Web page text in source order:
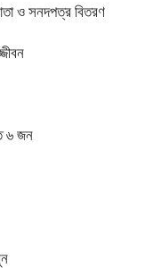
ও সনদপত্র বিতরণ
৬ জন